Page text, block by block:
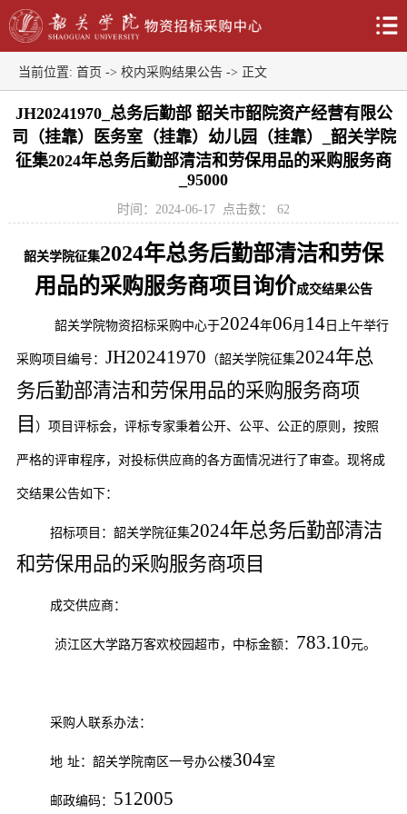
当前位置: 首页 -> 校内采购结果公告 -> 正文
JH20241970_总务后勤部 韶关市韶院资产经营有限公
司（挂靠）医务室（挂靠）幼儿园（挂靠）_韶关学院
征集2024年总务后勤部清洁和劳保用品的采购服务商
_95000
时间：2024-06-17 点击数： 62
韶关学院征集2024年总务后勤部清洁和劳保
用品的采购服务商项目询价成交结果公告
韶关学院物资招标采购中心于2024年06 月 14 日 上午举行
采购项目编号： JH20241970 （韶关学院征集2024年总
务后勤部清洁和劳保用品的采购服务商项
目 ） 项目 评标会，评标专家秉着公开、公平、公正的原则，按照
严格的评审程序，对投标供应商的各方面情况进行了审查。现将成
交结果公告如下：
招标项目：韶关学院征集2024年总务后勤部清洁
和劳保用品的采购服务商项目
成交供应商：
浈江区大学路万客欢校园超市，中标金额： 783.10元。
采购人联系办法：
地 址：韶关学院南区一号办公楼304室
邮政编码： 512005